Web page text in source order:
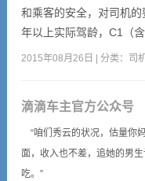
和乘客的安全，对司机
年以上实际驾龄，C1（
惯良好；2、五官端正，
岁，无犯罪记录、无精神
2015年08月26日 | 分类： 司
滴滴车主官方公众号
“咱们秀云的状况，估量你
面，收入也不差，追她的男
吃。”